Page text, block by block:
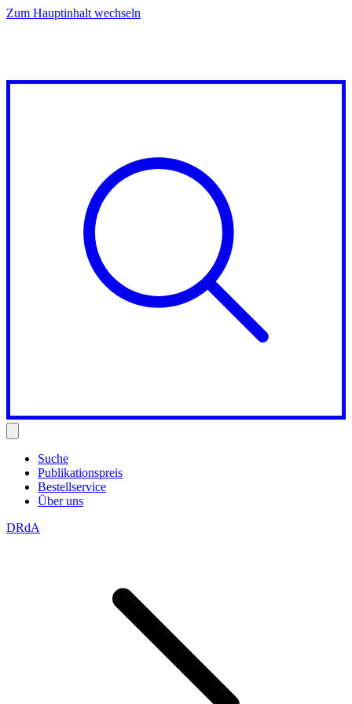
Zum Hauptinhalt wechseln
Suche
Publikationspreis
Bestellservice
Über uns
DRdA